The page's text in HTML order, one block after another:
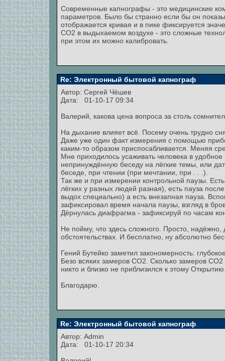
Современные капнографы - это медицинские
параметров. Было бы странно если бы он
отображается кривая и в пике фиксируется
СО2 в выдыхаемом воздухе - это сложные
при этом их можно калибровать.
Re: Электронный бытовой капнограф
Автор: Сергей Чёшев
Дата: 01-10-17 09:34
Валерий, какова цена вопроса за столь
На дыхание влияет всё. Посему очень трудно
Даже уже один факт измерения с помощью
каким-то образом приспосабливается. Меняя
Мне приходилось усаживать человека в
непринуждённую беседу на лёгкие темы, или
беседе, при чтении (при мечтании, при . . .).
Так же и при измерении контрольной паузы.
лёгких у разных людей разная), есть пауза
выдох специально) а есть внезапная пауза.
зафиксировал время начала паузы, взгляд в
Дёрнулась диафрагма - зафиксируй по часам
Не пойму, что здесь сложного. Просто,
обстоятельствах. И бесплатно, ну абсолютно
Гений Бутейко заметил закономерность:
Безо всяких замеров СО2. Сколько замеров
никто и близко не приблизился к этому
Благодарю.
Re: Электронный бытовой капнограф
Автор: Admin
Дата: 01-10-17 20:34